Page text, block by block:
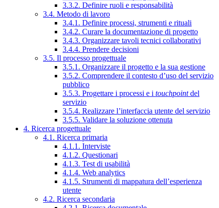
3.3.2. Definire ruoli e responsabilità
3.4. Metodo di lavoro
3.4.1. Definire processi, strumenti e rituali
3.4.2. Curare la documentazione di progetto
3.4.3. Organizzare tavoli tecnici collaborativi
3.4.4. Prendere decisioni
3.5. Il processo progettuale
3.5.1. Organizzare il progetto e la sua gestione
3.5.2. Comprendere il contesto d’uso del servizio
pubblico
3.5.3. Progettare i processi e i touchpointdel
servizio
3.5.4. Realizzare l’interfaccia utente del servizio
3.5.5. Validare la soluzione ottenuta
4. Ricerca progettuale
4.1. Ricerca primaria
4.1.1. Interviste
4.1.2. Questionari
4.1.3. Test di usabilità
4.1.4. Web analytics
4.1.5. Strumenti di mappatura dell’esperienza
utente
4.2. Ricerca secondaria